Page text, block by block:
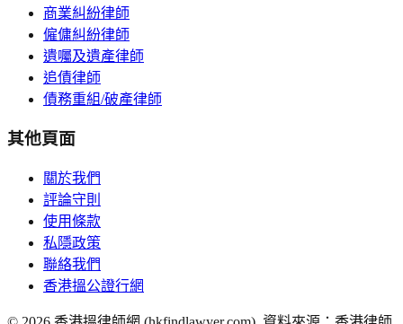
商業糾紛律師
僱傭糾紛律師
遺囑及遺產律師
追債律師
債務重組/破產律師
其他頁面
關於我們
評論守則
使用條款
私隱政策
聯絡我們
香港搵公證行網